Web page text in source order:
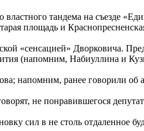
властного тандема на съезде
площадь и
«сенсацией» Дворковича.
(напомним, Набиуллина и
напомним, ранее говорили об
не понравившегося
сил в не столь отдаленное